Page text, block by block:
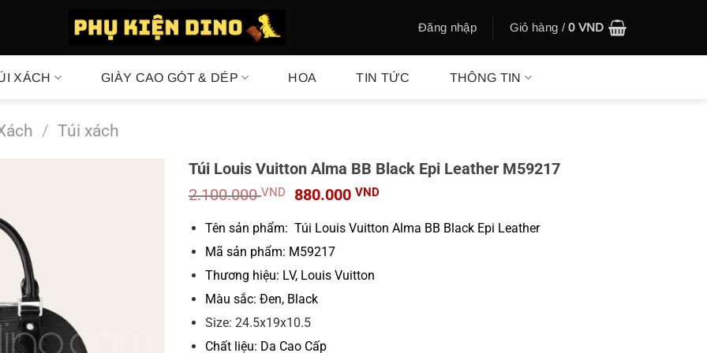
Đăng nhập Giỏ hàng /0 VND
XÁCH GIÀY CAO GÓT & DÉP HOA TIN TỨC THÔNG TIN
/ Túi xách
Túi Louis Vuitton Alma BB Black Epi Leather M59217
2.100.000VND
Giá
là:
880.000 VNDGiá
tại
Tên sản phẩm: Túi Louis Vuitton Alma BB Black Epi Leather
Mã sản phẩm: M59217
Thương hiệu: LV, Louis Vuitton
Màu sắc: Đen, Black
Size: 24.5x19x10.5
Chất liệu: Da Cao Cấp